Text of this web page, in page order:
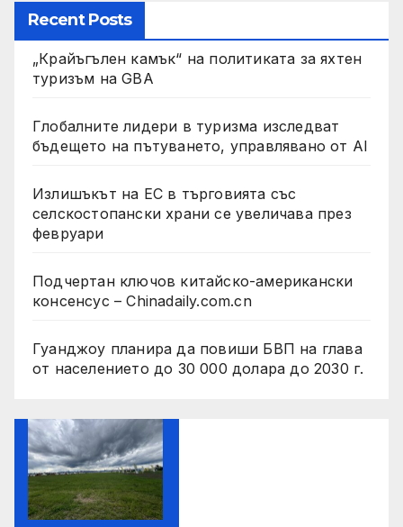
Recent Posts
„Крайъгълен камък“ на политиката за яхтен
туризъм на GBA
Глобалните лидери в туризма изследват
бъдещето на пътуването, управлявано от AI
Излишъкът на ЕС в търговията със
селскостопански храни се увеличава през
февруари
Подчертан ключов китайско-американски
консенсус – Chinadaily.com.cn
Гуанджоу планира да повиши БВП на глава
от населението до 30 000 долара до 2030 г.